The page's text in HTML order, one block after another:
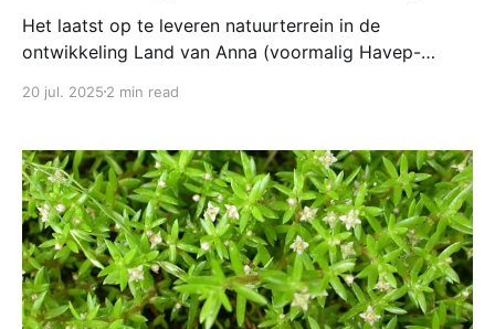
Het laatst op te leveren natuurterrein in de
ontwikkeling Land van Anna (voormalig Havep-
overstromingsvlakte de Vloed, die vanouds bij natte
was rechtgetrokken bij de ruilverkaveling stroomt
hier nu weer semi-meanderend
20 jul. 2025 2 min read